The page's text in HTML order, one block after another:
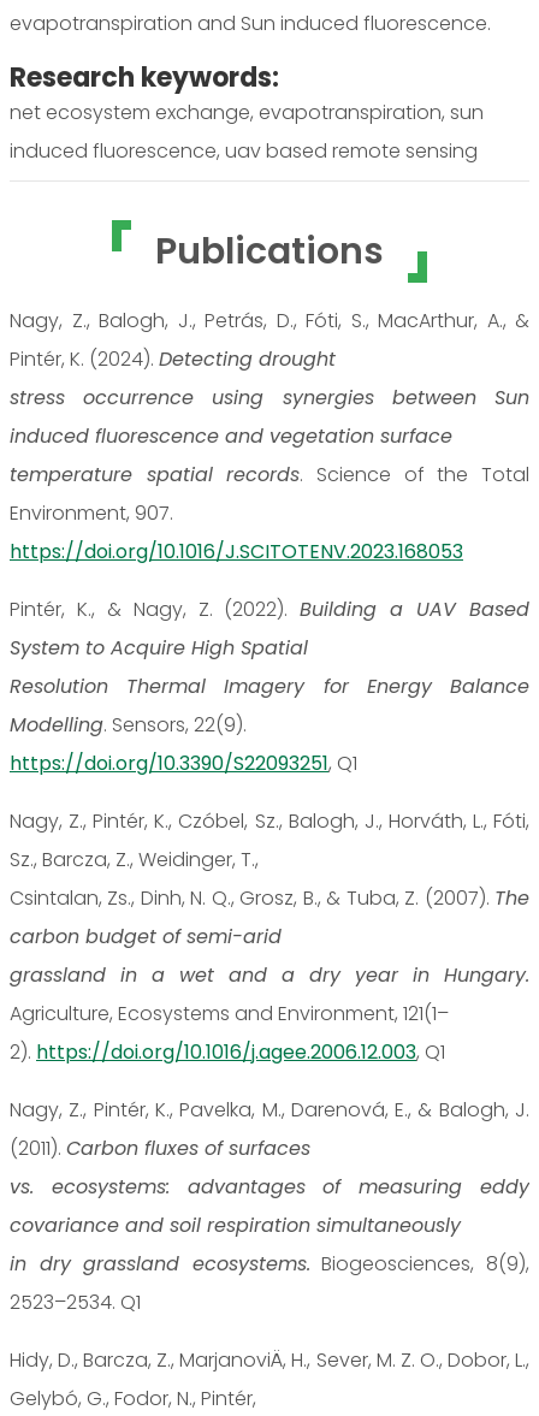
evapotranspiration and Sun induced fluorescence.
Research keywords:
net ecosystem exchange, evapotranspiration, sun
induced fluorescence, uav based remote sensing
Publications
Nagy, Z., Balogh, J., Petrás, D., Fóti, S., MacArthur, A., &
Pintér, K. (2024). Detecting drought
stress occurrence using synergies between Sun
induced fluorescence and vegetation surface
temperature spatial records. Science of the Total
Environment, 907.
https://doi.org/10.1016/J.SCITOTENV.2023.168053
Pintér, K., & Nagy, Z. (2022).Building a UAV Based
System to Acquire High Spatial
Resolution Thermal Imagery for Energy Balance
Modelling. Sensors, 22(9).
https://doi.org/10.3390/S22093251, Q1
Nagy, Z., Pintér, K., Czóbel, Sz., Balogh, J., Horváth, L., Fóti,
Sz., Barcza, Z., Weidinger, T.,
Csintalan, Zs., Dinh, N. Q., Grosz, B., & Tuba, Z. (2007). The
carbon budget of semi-arid
grassland in a wet and a dry year in Hungary.
Agriculture, Ecosystems and Environment, 121(1–
2). https://doi.org/10.1016/j.agee.2006.12.003, Q1
Nagy, Z., Pintér, K., Pavelka, M., Darenová, E., & Balogh, J.
(2011). Carbon fluxes of surfaces
vs. ecosystems: advantages of measuring eddy
covariance and soil respiration simultaneously
in dry grassland ecosystems. Biogeosciences, 8(9),
2523–2534. Q1
Hidy, D., Barcza, Z., MarjanoviÄ, H., Sever, M. Z. O., Dobor, L.,
Gelybó, G., Fodor, N., Pintér,